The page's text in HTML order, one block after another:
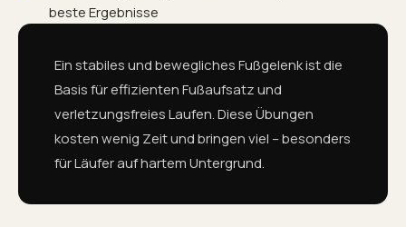
beste Ergebnisse
Ein stabiles und bewegliches Fußgelenk ist die
Basis für effizienten Fußaufsatz und
verletzungsfreies Laufen. Diese Übungen
kosten wenig Zeit und bringen viel – besonders
für Läufer auf hartem Untergrund.